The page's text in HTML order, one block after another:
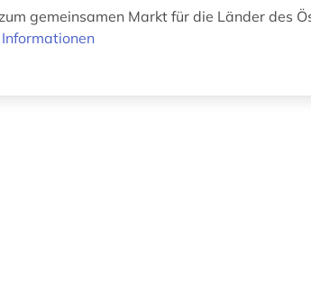
gemeinsamen Markt für die Länder des